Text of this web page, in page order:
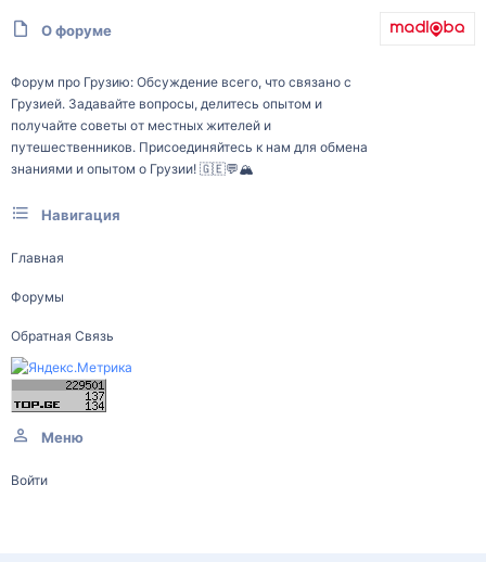
О форуме
Форум про Грузию: Обсуждение всего, что связано с
Грузией. Задавайте вопросы, делитесь опытом и
получайте советы от местных жителей и
путешественников. Присоединяйтесь к нам для обмена
знаниями и опытом о Грузии! 🇬🇪💬🏔️
Навигация
Главная
Форумы
Обратная Связь
Меню
Войти